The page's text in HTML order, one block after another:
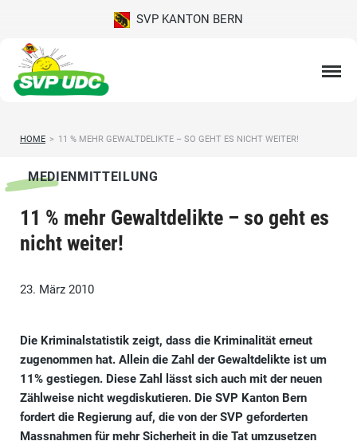
SVP KANTON BERN
HOME > 11 % MEHR GEWALTDELIKTE – SO GEHT ES NICHT WEITER!
MEDIENMITTEILUNG
11 % mehr Gewaltdelikte – so geht es
nicht weiter!
23. März 2010
Die Kriminalstatistik zeigt, dass die Kriminalität erneut
zugenommen hat. Allein die Zahl der Gewaltdelikte ist um
11% gestiegen. Diese Zahl lässt sich auch mit der neuen
Zählweise nicht wegdiskutieren. Die SVP Kanton Bern
fordert die Regierung auf, die von der SVP geforderten
Massnahmen für mehr Sicherheit in die Tat umzusetzen